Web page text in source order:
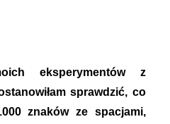
eksperymentów z
sprawdzić, co
znaków ze spacjami,